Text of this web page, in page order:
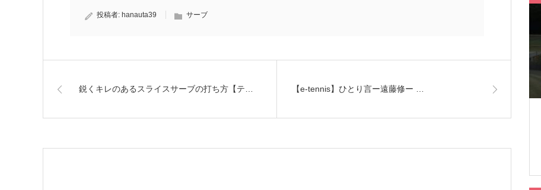
投稿者: hanauta39 サーブ
鋭くキレのあるスライスサーブの打ち方【テ… 【e-tennis】ひとり言ー遠藤修ー …